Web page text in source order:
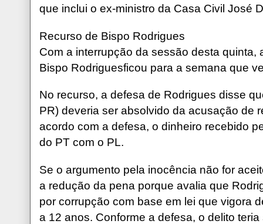
que inclui o ex-ministro da Casa Civil José
Recurso de Bispo Rodrigues
Com a interrupção da sessão desta quinta,
Bispo Rodriguesficou para a semana que
No recurso, a defesa de Rodrigues disse
PR) deveria ser absolvido da acusação de
acordo com a defesa, o dinheiro recebido
do PT com o PL.
Se o argumento pela inocência não for
a redução da pena porque avalia que
por corrupção com base em lei que vigora
a 12 anos. Conforme a defesa, o delito